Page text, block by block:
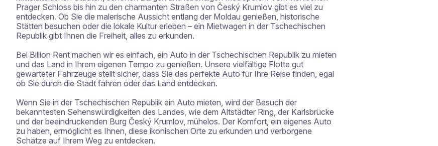
Prager Schloss bis hin zu den charmanten Straßen von Český Krumlov gibt es viel zu
entdecken. Ob Sie die malerische Aussicht entlang der Moldau genießen, historische
Stätten besuchen oder die lokale Kultur erleben – ein Mietwagen in der Tschechischen
Republik gibt Ihnen die Freiheit, alles zu erkunden.
Bei Billion Rent machen wir es einfach, ein Auto in der Tschechischen Republik zu mieten
und das Land in Ihrem eigenen Tempo zu genießen. Unsere vielfältige Flotte gut
gewarteter Fahrzeuge stellt sicher, dass Sie das perfekte Auto für Ihre Reise finden, egal
ob Sie durch die Stadt fahren oder das Land entdecken.
Wenn Sie in der Tschechischen Republik ein Auto mieten, wird der Besuch der
bekanntesten Sehenswürdigkeiten des Landes, wie dem Altstädter Ring, der Karlsbrücke
und der beeindruckenden Burg Český Krumlov, mühelos. Der Komfort, ein eigenes Auto
zu haben, ermöglicht es Ihnen, diese ikonischen Orte zu erkunden und verborgene
Schätze auf Ihrem Weg zu entdecken.